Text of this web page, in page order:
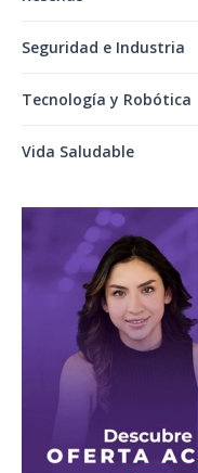
Seguridad e Industria
Tecnología y Robótica
Vida Saludable